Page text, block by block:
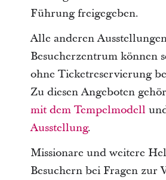
Führung freigegeben.
Alle anderen
Besucherzentrum können
ohne Ticketreservierung
Zu diesen Angeboten
mit dem Tempelmodell
Ausstellung.
Missionare und weitere
Besuchern bei Fragen zur